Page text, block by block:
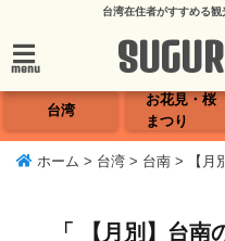
台湾在住者がすすめる観
menu
台湾
お花見・桜
まつり
ホーム > 台湾 > 台南 > 【
「 【月別】台南